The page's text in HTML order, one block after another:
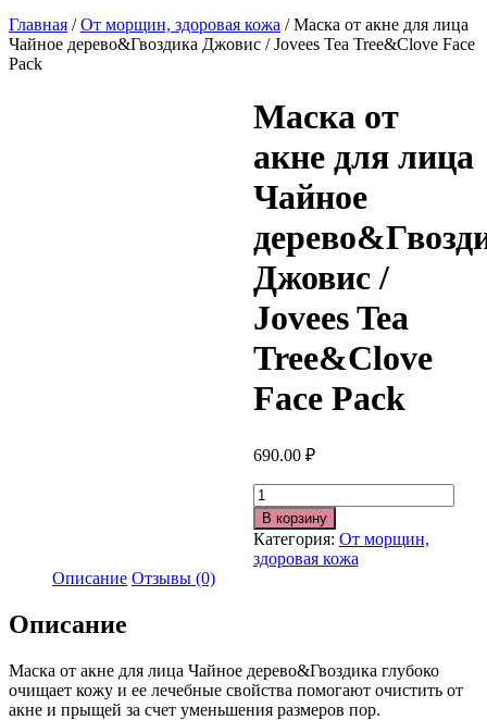
Главная /От морщин, здоровая кожа / Маска от акне для лица
Чайное дерево&Гвоздика Джовис / Jovees Tea Tree&Clove Face
Pack
Маска от
акне для лица
Чайное
Джовис /
Jovees Tea
Tree&Clove
Face Pack
690.00 ₽
Количество
В корзину
Категория: От морщин,
здоровая кожа
Описание Отзывы (0)
Описание
Маска от акне для лица Чайное дерево&Гвоздика глубоко
очищает кожу и ее лечебные свойства помогают очистить от
акне и прыщей за счет уменьшения размеров пор.